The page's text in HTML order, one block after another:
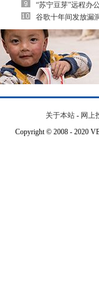
“苏宁豆芽”远程办
谷歌十年间发放漏
关于本站 - 网上
Copyright © 2008 - 2020